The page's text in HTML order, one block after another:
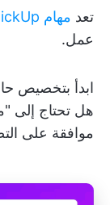
تعد مهام ClickUp
عمل.
ابدأ بتخصيص
هل تحتاج إلى
موافقة على